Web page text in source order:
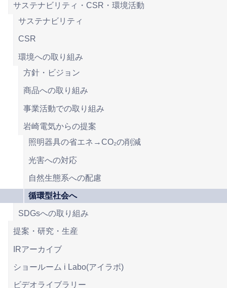
サステナビリティ・CSR・環境活動
サステナビリティ
CSR
環境への取り組み
方針・ビジョン
商品への取り組み
事業活動での取り組み
岩崎電気からの提案
照明器具の省エネ→CO₂の削減
光害への対応
自然生態系への配慮
循環型社会へ
SDGsへの取り組み
提案・研究・生産
IRアーカイブ
ショールーム i Labo(アイラボ)
ビデオライブラリー